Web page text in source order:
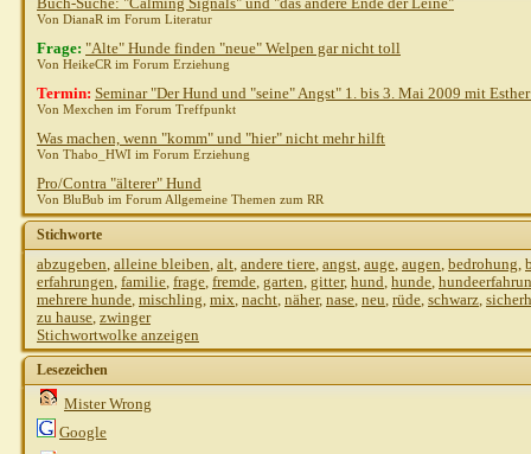
Von DianaR im Forum Literatur
Frage: "Alte" Hunde finden "neue" Welpen gar nicht toll
Von HeikeCR im Forum Erziehung
Termin: Seminar "Der Hund und "seine" Angst" 1. bis 3. Mai 2009 mit
Von Mexchen im Forum Treffpunkt
Was machen, wenn "komm" und "hier" nicht mehr hilft
Von Thabo_HWI im Forum Erziehung
Pro/Contra "älterer" Hund
Von BluBub im Forum Allgemeine Themen zum RR
Stichworte
abzugeben, alleine bleiben, alt, andere tiere, angst, auge, augen, bedrohung,
erfahrungen, familie, frage, fremde, garten, gitter, hund, hunde,
mehrere hunde, mischling, mix, nacht, näher, nase, neu, rüde, schwarz,
zu hause, zwinger
Stichwortwolke anzeigen
Lesezeichen
Mister Wrong
Google